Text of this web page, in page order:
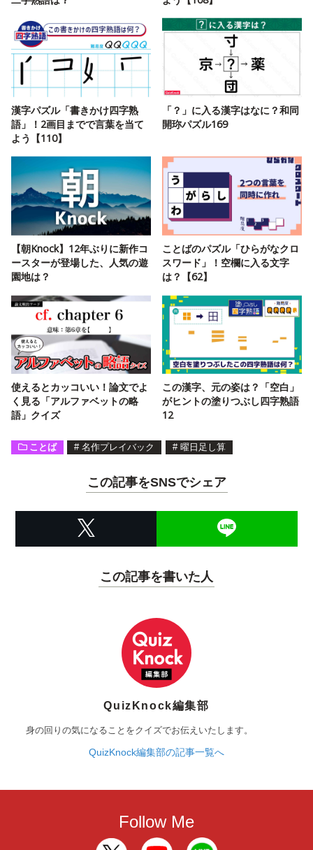
漢字パズル「書きかけ四字熟
語」！2画目までで言葉を当て
よう【110】
「？」に入る漢字はなに？和同
開珎パズル169
【朝Knock】12年ぶりに新作コ
ースターが登場した、人気の遊
園地は？
ことばのパズル「ひらがなクロ
スワード」！空欄に入る文字
は？【62】
使えるとカッコいい！論文でよ
く見る「アルファベットの略
語」クイズ
この漢字、元の姿は？「空白」
がヒントの塗りつぶし四字熟語
12
ことば # 名作プレイバック # 曜日足し算
この記事をSNSでシェア
この記事を書いた人
QuizKnock編集部
身の回りの気になることをクイズでお伝えいたします。
QuizKnock編集部の記事一覧へ
Follow Me